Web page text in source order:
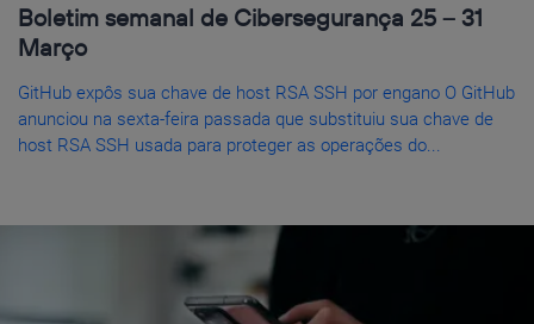
Boletim semanal de Cibersegurança 25 – 31
Março
GitHub expôs sua chave de host RSA SSH por engano O GitHub
anunciou na sexta-feira passada que substituiu sua chave de
host RSA SSH usada para proteger as operações do...